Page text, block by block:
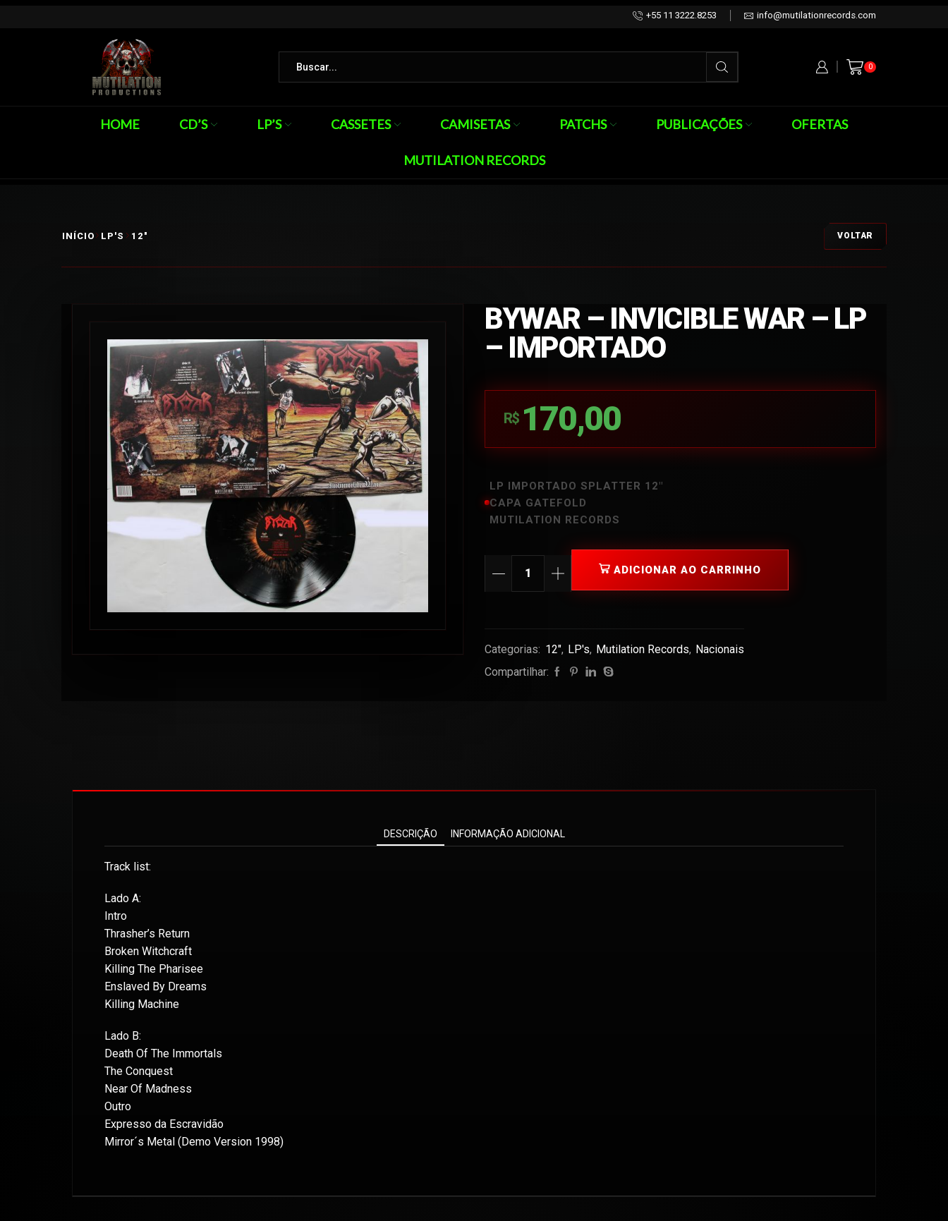
+55 11 3222.8253 info@mutilationrecords.com
0
HOME CD’S LP’S CASSETES CAMISETAS PATCHS PUBLICAÇÕES OFERTAS
MUTILATION RECORDS
INÍCIO LP'S 12" VOLTAR
BYWAR – INVICIBLE WAR – LP
– IMPORTADO
R$ 170,00
LP IMPORTADO SPLATTER 12″
CAPA GATEFOLD
MUTILATION RECORDS
ADICIONAR AO CARRINHO
Categorias: 12", LP's, Mutilation Records, Nacionais
Compartilhar:
DESCRIÇÃO INFORMAÇÃO ADICIONAL
Track list:
Lado A:
Intro
Thrasher’s Return
Broken Witchcraft
Killing The Pharisee
Enslaved By Dreams
Killing Machine
Lado B:
Death Of The Immortals
The Conquest
Near Of Madness
Outro
Expresso da Escravidão
Mirror´s Metal (Demo Version 1998)